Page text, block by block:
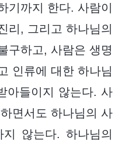
기까지 한다. 사람이
리, 그리고 하나님의
구하고, 사람은 생명
인류에 대한 하나님
아들이지 않는다. 사
면서도 하나님의 사
않는다. 하나님의